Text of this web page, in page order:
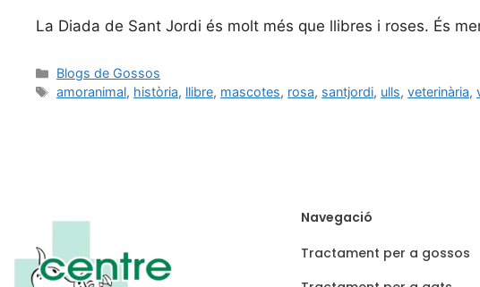
La Diada de Sant Jordi és molt més que llibres i roses. És
Blogs de Gossos
amoranimal, història, llibre, mascotes, rosa, santjordi, ulls,veterinària,
Navegació
Tractament per a gossos